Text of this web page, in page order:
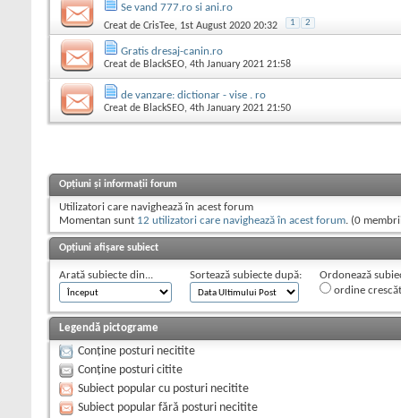
Se vand 777.ro si ani.ro
Creat de CrisTee, 1st August 2020 20:32 1 2
Gratis dresaj-canin.ro
Creat de BlackSEO, 4th January 2021 21:58
de vanzare: dictionar - vise . ro
Creat de BlackSEO, 4th January 2021 21:50
Opțiuni și informații forum
Utilizatori care navighează în acest forum
Momentan sunt 12 utilizatori care navighează în acest forum. (0
Opțiuni afișare subiect
Arată subiecte din... Sortează subiecte după:
Ordonează
ordine
Legendă pictograme
Conține posturi necitite
Conține posturi citite
Subiect popular cu posturi necitite
Subiect popular fără posturi necitite